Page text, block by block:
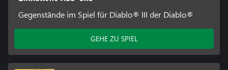
Gegenstände im Spiel für Diablo® III der Diablo®
GEHE ZU SPIEL